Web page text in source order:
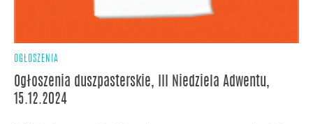
OGŁOSZENIA
Ogłoszenia duszpasterskie, III Niedziela Adwentu,
15.12.2024